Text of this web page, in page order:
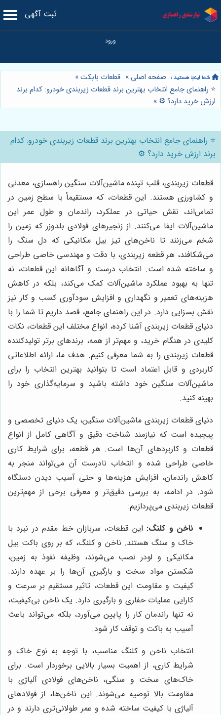
ثبت آگهی
صفحه اصلی » قطعات بابکت»
⭐️ راهنمای جامع انتخاب بهترین برند قطعات زیربندی خودرو: کدام برند
ارزش خرید دارد؟ ⚙️ »
⭐️ راهنمای جامع انتخاب بهترین برند قطعات زیربندی خودرو: کدام
برند ارزش خرید دارد؟ ⚙️
قطعات زیربندی، قلب تپنده ماشین‌آلات سنگین راهسازی، معدنی
و کشاورزی هستند. این قطعات، که مستقیماً با سطح زمین در
تماس‌اند، نقش حیاتی در عملکرد، راندمان و طول عمر این
ماشین‌آلات ایفا می‌کنند. از زنجیرهای فولادی بلدوزر که زمین را
شخم می‌زنند تا ناخن‌های تیز بیل مکانیکی که دل سنگ را
می‌شکافند، هر قطعه زیربندی، با دقت و مهندسی خاصی طراحی
و ساخته شده است. انتخاب درست و آگاهانه این قطعات، نه
تنها به بهبود عملکرد ماشین‌آلات کمک می‌کند، بلکه در کاهش
هزینه‌های تعمیر و نگهداری و افزایش سودآوری کسب و کار نیز
نقش بسزایی دارد. در این راهنمای جامع، قصد داریم تا شما را با
دنیای قطعات زیربندی آشنا کرده، انواع مختلف این قطعات، نکات
کلیدی در هنگام خرید، و مهم‌تر از همه، برندهای برتر تولیدکننده
قطعات زیربندی را به شما معرفی کنیم. هدف ما، ارائه اطلاعاتی
کاربردی و قابل اعتماد است تا بتوانید بهترین انتخاب را برای
ماشین‌آلات سنگین خود داشته باشید و سرمایه‌گذاری خود را
بهینه کنید.
دنیای قطعات زیربندی ماشین‌آلات سنگین، یک دنیای تخصصی و
پیچیده است که نیازمند شناخت دقیق و آگاهی کامل از انواع
قطعات و کاربردهای آن‌ها است. هر قطعه، برای شرایط کاری
خاصی طراحی شده و انتخاب نادرست آن می‌تواند منجر به
کاهش راندمان، افزایش هزینه‌ها و حتی آسیب دیدن دستگاه
شود. در ادامه، به بررسی دقیق‌تر و معرفی برخی از مهم‌ترین
قطعات زیربندی می‌پردازیم:
ناخن و کلنگ: این قطعات، سربازان خط مقدم در نبرد با
خاک و سنگ هستند. ناخن و کلنگ، که بر روی باکت بیل
مکانیکی و لودر نصب می‌شوند، وظیفه نفوذ به زمین،
شکستن مواد سخت و بارگیری آن‌ها را بر عهده دارند.
کیفیت و مقاومت این قطعات، تاثیر مستقیم بر سرعت و
کارایی عملیات حفاری و بارگیری دارد. یک ناخن بی‌کیفیت،
نه تنها راندمان کار را پایین می‌آورد، بلکه می‌تواند باعث
آسیب به باکت و توقف کار شود.
انتخاب ناخن و کلنگ مناسب، با توجه به نوع خاک و
شرایط کاری، از اهمیت بسیار بالایی برخوردار است. برای
خاک‌های سخت و سنگی، ناخن‌های فولادی آلیاژی با
مقاومت بالا توصیه می‌شوند. این ناخن‌ها، از فولادهای
آلیاژی با کیفیت ساخته شده و عمر طولانی‌تری دارند و در